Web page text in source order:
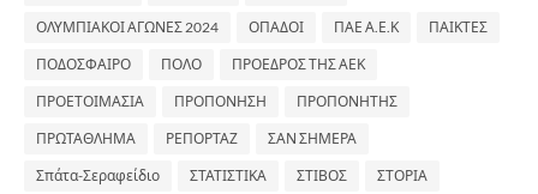
ΟΛΥΜΠΙΑΚΟΙ ΑΓΩΝΕΣ 2024 ΟΠΑΔΟΙ ΠΑΕ Α.Ε.Κ ΠΑΙΚΤΕΣ
ΠΟΔΟΣΦΑΙΡΟ ΠΟΛΟ ΠΡΟΕΔΡΟΣ ΤΗΣ ΑΕΚ
ΠΡΟΕΤΟΙΜΑΣΙΑ ΠΡΟΠΟΝΗΣΗ ΠΡΟΠΟΝΗΤΗΣ
ΠΡΩΤΑΘΛΗΜΑ ΡΕΠΟΡΤΑΖ ΣΑΝ ΣΗΜΕΡΑ
Σπάτα-Σεραφείδιο ΣΤΑΤΙΣΤΙΚΑ ΣΤΙΒΟΣ ΣΤΟΡΙΑ